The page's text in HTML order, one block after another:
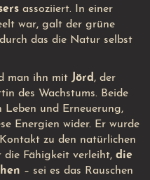
assoziiert. In einer
war, galt der grüne
das die Natur selbst
man ihn mit Jörd , der
des Wachstums. Beide
und Erneuerung,
Energien wider. Er wurde
zu den natürlichen
Fähigkeit verleiht, die
– sei es das Rauschen